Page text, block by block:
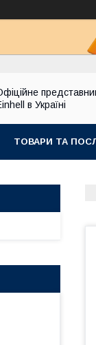
в Україні
ТОВАРИ ТА